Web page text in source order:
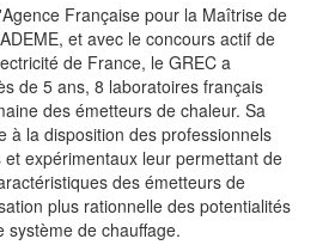
Française pour la Maîtrise de
et avec le concours actif de
de France, le GREC a
de 5 ans, 8 laboratoires français
des émetteurs de chaleur. Sa
à la disposition des professionnels
expérimentaux leur permettant de
des émetteurs de
plus rationnelle des potentialités
système de chauffage.